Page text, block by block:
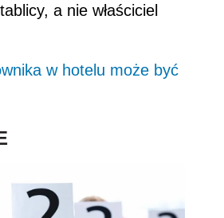
a nie właściciel
w hotelu może być